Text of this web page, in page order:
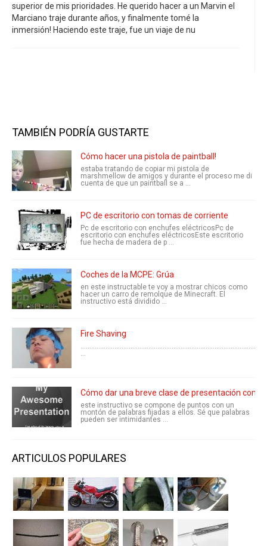
superior de mis prioridades. He querido hacer a un Marvin el
Marciano traje durante años, y finalmente tomé la
inmersión! Haciendo este traje, fue un viaje de nu
TAMBIÉN PODRÍA GUSTARTE
Cómo hacer una pistola de paintball!
estaba tratando de copiar mi pistola de
marshmellow de amigos y durante el proceso me di
cuenta de que un paintball se a ...
PC de escritorio con tomas de corriente
Pc de escritorio con enchufes eléctricosPc de
escritorio con enchufes eléctricosEste escritorio
fue hecha de madera de p ...
Coches de la MCPE: Grúa
en este instructable te voy a mostrar chicos como
hacer un carro de remolque de Minecraft. El
instructivo está dividido ...
Fire Shaving
...
Cómo dar una breve clase de presentación
este instructivo se compone de puntos con un
montón de palabras fijadas a ellos. Sé que palabras
pueden ser intimidantes ...
ARTICULOS POPULARES